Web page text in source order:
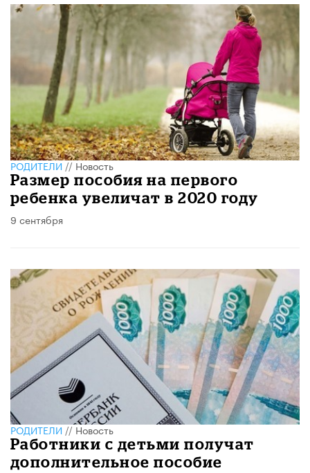
РОДИТЕЛИ//Новость
Размер пособия на первого
ребенка увеличат в 2020 году
9 сентября
РОДИТЕЛИ//Новость
Работники с детьми получат
дополнительное пособие